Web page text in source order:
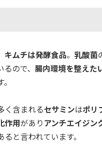
キムチは発酵食品。 乳酸菌
ので、 腸内環境を整えた
く含まれるセサミンはポリ
作用があり アンチエイジン
ると言われています。